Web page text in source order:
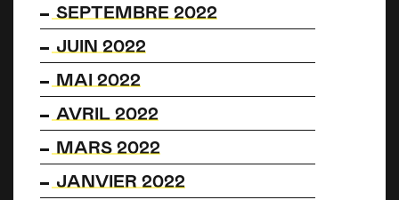
SEPTEMBRE 2022
JUIN 2022
MAI 2022
AVRIL 2022
MARS 2022
JANVIER 2022